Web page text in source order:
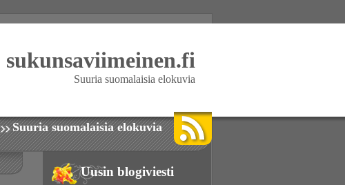
sukunsaviimeinen.fi
Suuria suomalaisia elokuvia
Suuria suomalaisia elokuvia
Uusin blogiviesti